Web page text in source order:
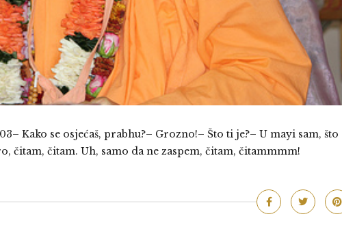
Kako se osjećaš, prabhu?– Grozno!– Što ti je?– U mayi sam, što
čitam, čitam. Uh, samo da ne zaspem, čitam, čitammmm!